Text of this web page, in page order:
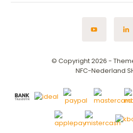
© Copyright 2026 -
NFC-Nederland